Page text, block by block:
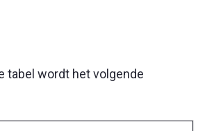
tabel wordt het volgende